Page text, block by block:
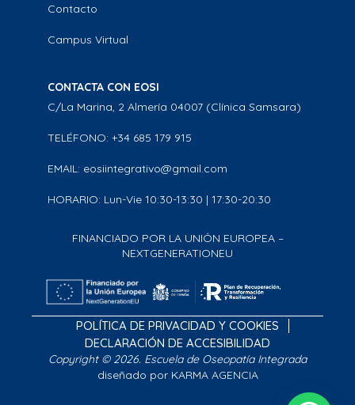
Contacto
Campus Virtual
CONTACTA CON EOSI
C/La Marina, 2 Almería 04007 (Clínica Samsara)
TELÉFONO: +34 685 179 915
EMAIL: eosiintegrativo@gmail.com
HORARIO: Lun-Vie 10:30-13:30 | 17:30-20:30
FINANCIADO POR LA UNIÓN EUROPEA –
NEXTGENERATIONEU
POLÍTICA DE PRIVACIDAD Y COOKIES
DECLARACIÓN DE ACCESIBILIDAD
Copyright © 2026. Escuela de Oseopatía Integrada
diseñado por KARMA AGENCIA